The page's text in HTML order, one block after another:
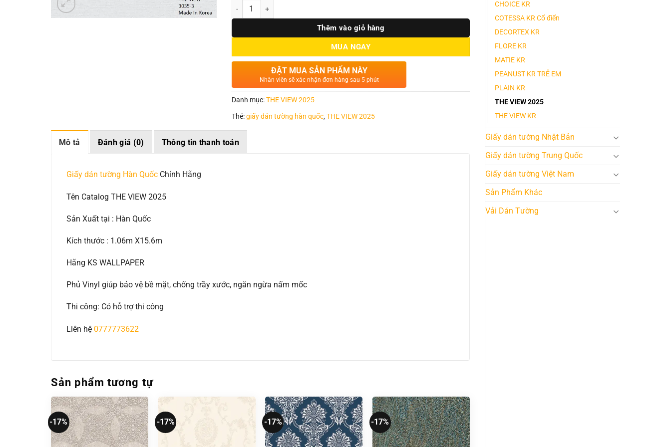
CHOICE KR
COTESSA KR Cổ điển
DECORTEX KR
FLORE KR
MATIE KR
PEANUST KR TRẺ EM
PLAIN KR
THE VIEW 2025
THE VIEW KR
Giấy dán tường Nhật Bản
Giấy dán tường Trung Quốc
Giấy dán tường Việt Nam
Sản Phẩm Khác
Vải Dán Tường
Số lượng
Thêm vào giỏ hàng
MUA NGAY
ĐẶT MUA SẢN PHẨM NÀY
Nhân viên sẽ xác nhận đơn hàng sau 5 phút
Danh mục:THE VIEW 2025
Thẻ:giấy dán tường hàn quốc,THE VIEW 2025
Mô tả Đánh giá (0) Thông tin thanh toán
Giấy dán tường Hàn Quốc Chính Hãng
Tên Catalog THE VIEW 2025
Sản Xuất tại : Hàn Quốc
Kích thước : 1.06m X15.6m
Hãng KS WALLPAPER
Phủ Vinyl giúp bảo vệ bề mặt, chống trầy xước, ngăn ngừa nấm mốc
Thi công: Có hỗ trợ thi công
Liên hệ 0777773622
Sản phẩm tương tự
-17% -17% -17% -17%